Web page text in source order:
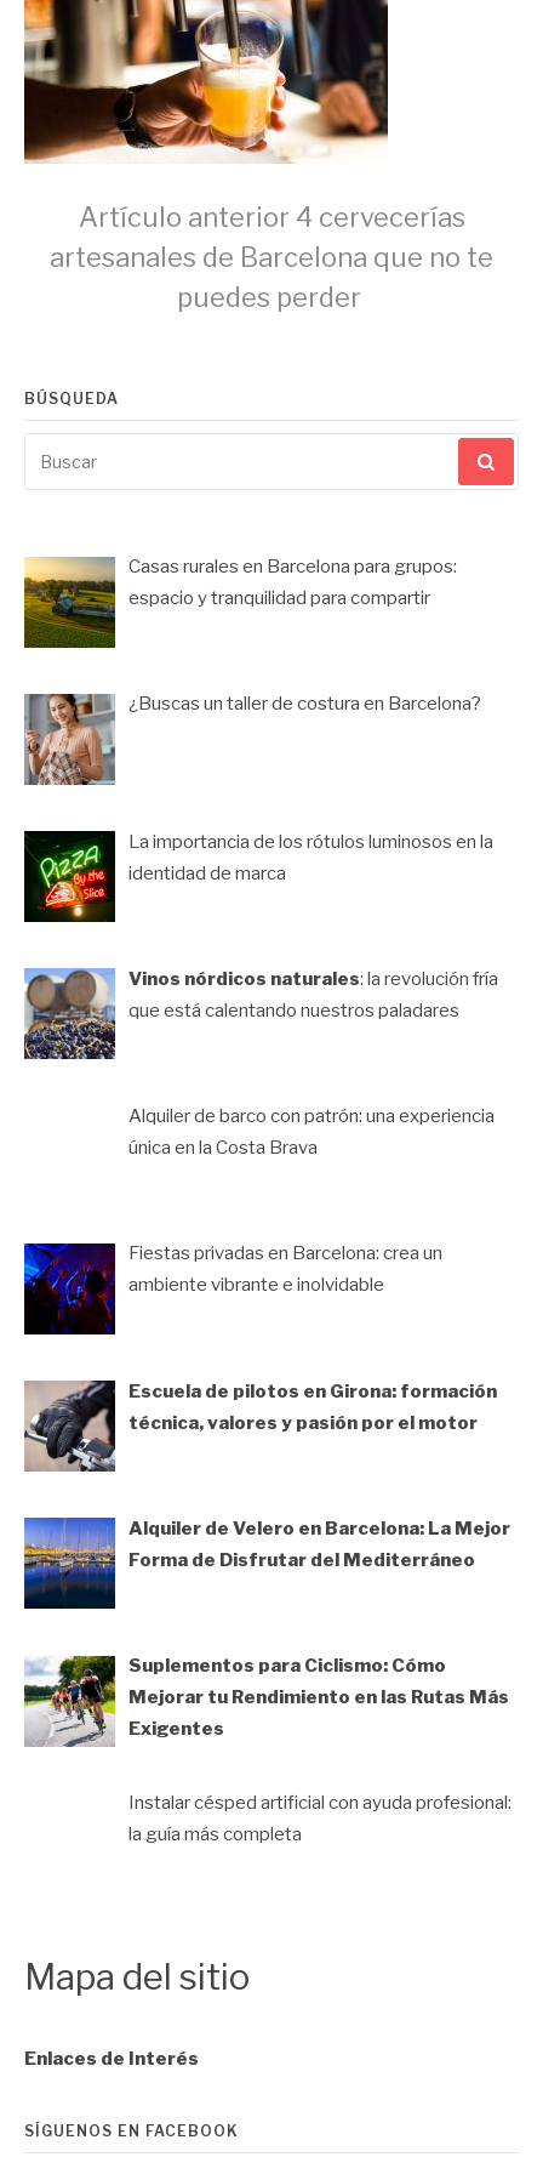
Seguir
leyendo
Artículo anterior 4 cervecerías
artesanales de Barcelona que no te
puedes perder
BÚSQUEDA
por:
Casas rurales en Barcelona para grupos:
espacio y tranquilidad para compartir
¿Buscas un taller de costura en Barcelona?
La importancia de los rótulos luminosos en la
identidad de marca
Vinos nórdicos naturales: la revolución fría
que está calentando nuestros paladares
Alquiler de barco con patrón: una experiencia
única en la Costa Brava
Fiestas privadas en Barcelona: crea un
ambiente vibrante e inolvidable
Escuela de pilotos en Girona: formación
técnica, valores y pasión por el motor
Alquiler de Velero en Barcelona: La Mejor
Forma de Disfrutar del Mediterráneo
Suplementos para Ciclismo: Cómo
Mejorar tu Rendimiento en las Rutas Más
Exigentes
Instalar césped artificial con ayuda profesional:
la guía más completa
Mapa del sitio
Enlaces de Interés
SÍGUENOS EN FACEBOOK